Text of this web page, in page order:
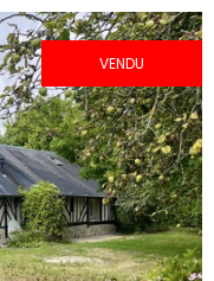
VENDU